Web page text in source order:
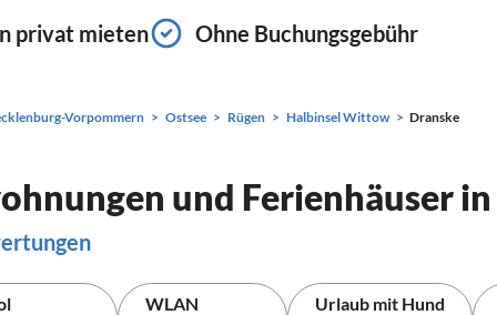
privat mieten Ohne Buchungsgebühr
Vorpommern Ostsee Rügen Halbinsel Wittow Dranske
und Ferienhäuser
WLAN Urlaub mit Hund